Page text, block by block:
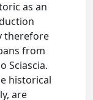
as an
therefore
from
Sciascia.
historical
are